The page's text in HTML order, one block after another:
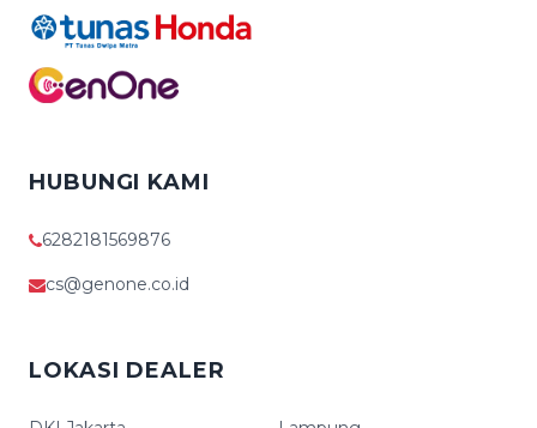
HUBUNGI KAMI
6282181569876
cs@genone.co.id
LOKASI DEALER